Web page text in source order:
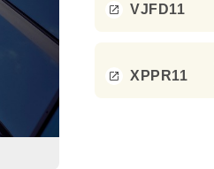
VJFD11
XPPR11